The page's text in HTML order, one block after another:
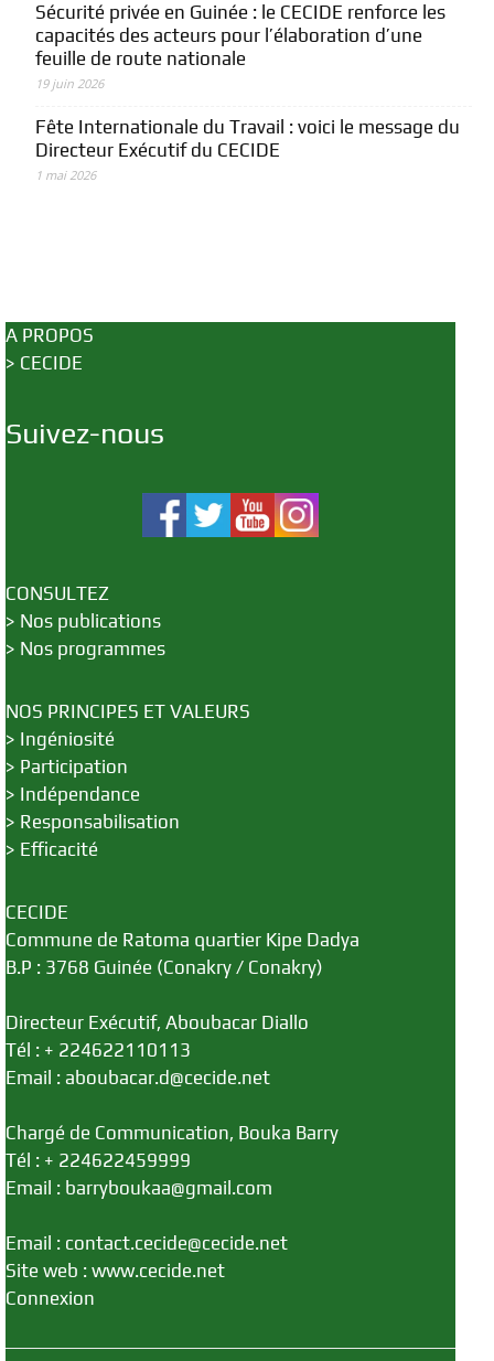
Sécurité privée en Guinée : le CECIDE renforce les
capacités des acteurs pour l’élaboration d’une
feuille de route nationale
19 juin 2026
Fête Internationale du Travail : voici le message du
Directeur Exécutif du CECIDE
1 mai 2026
A PROPOS
> CECIDE
Suivez-nous
CONSULTEZ
> Nos publications
> Nos programmes
NOS PRINCIPES ET VALEURS
> Ingéniosité
> Participation
> Indépendance
> Responsabilisation
> Efficacité
CECIDE
Commune de Ratoma quartier Kipe Dadya
B.P : 3768 Guinée (Conakry / Conakry)
Directeur Exécutif, Aboubacar Diallo
Tél : + 224622110113
Email : aboubacar.d@cecide.net
Chargé de Communication, Bouka Barry
Tél : + 224622459999
Email : barryboukaa@gmail.com
Email : contact.cecide@cecide.net
Site web : www.cecide.net
Connexion